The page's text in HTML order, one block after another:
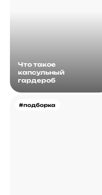
Что такое
капсульный
гардероб
#подборка